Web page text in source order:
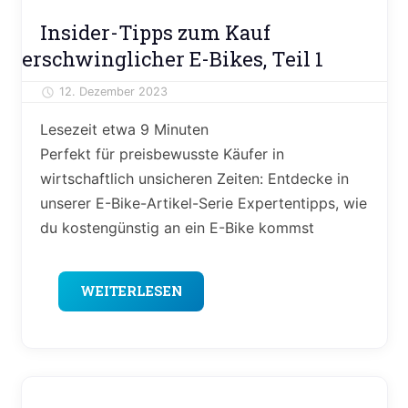
Bike
News
Insider-Tipps zum Kauf
erschwinglicher E-Bikes, Teil 1
12. Dezember 2023
Lesezeit etwa 9 Minuten
Perfekt für preisbewusste Käufer in
wirtschaftlich unsicheren Zeiten: Entdecke in
unserer E-Bike-Artikel-Serie Expertentipps, wie
du kostengünstig an ein E-Bike kommst
WEITERLESEN